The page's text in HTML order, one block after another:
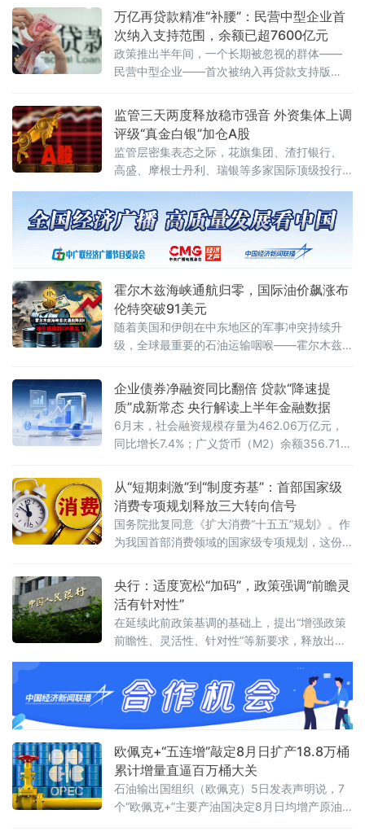
企业尤其是中小科
万亿再贷款精准“补腰”：民营中型企业首
次纳入支持范围，余额已超7600亿元
政策推出半年间，一个长期被忽视的群体——
民营中型企业——首次被纳入再贷款支持版
打破。
监管三天两度释放稳市强音 外资集体上调
评级“真金白银”加仓A股
监管层密集表态之际，花旗集团、渣打银行、
高盛、摩根士丹利、瑞银等多家国际顶级投行
实际行动表达对中国资产的乐观态度。
霍尔木兹海峡通航归零，国际油价飙涨布
伦特突破91美元
随着美国和伊朗在中东地区的军事冲突持续升
级，全球最重要的石油运输咽喉——霍尔木兹
期货19日在开始新一周交易后价格显著上涨，
布伦特原油期货价格突破每桶90美元关口。截
至美东时间19日18时15分，纽约商品交易所8
月交货的轻质原油期货价格最高升至每桶85.17
美元，上涨2.68美元，涨幅为3.25%；9月交货
企业债券净融资同比翻倍 贷款“降速提
质”成新常态 央行解读上半年金融数据
6月末，社会融资规模存量为462.06万亿元，
同比增长7.4%；广义货币（M2）余额356.71万
亿元，同比增长5.2%。上半年，社会融资规模
增量累计为20.84万亿元，人民币贷款增加
10.72万亿元。同日，国务院新闻办公室举行新
闻发布会，中国人民银行新闻发
从“短期刺激”到“制度夯基”：首部国家级
消费专项规划释放三大转向信号
国务院批复同意《扩大消费“十五五”规划》。作
为我国首部消费领域的国家级专项规划，这份
亿元左右的目标，围绕6个方面部署了28条重点
任务举措，勾勒出一幅“扩量”与“提质”并行的消
费高质量发展蓝图。多位专家指出，规划的深
层意义在于促消费逻辑正发生系统性转变——
从“刺激”转向“夯基”，从“补缺”
央行：适度宽松“加码”，政策强调“前瞻灵
活有针对性”
在延续此前政策基调的基础上，提出“增强政策
前瞻性、灵活性、针对性”等新要求，释放出宏
外挑战 明确政策总基调会议认为，今年以来宏
欧佩克+“五连增”敲定8月日扩产18.8万桶
累计增量直逼百万桶大关
石油输出国组织（欧佩克）5日发表声明说，7
个“欧佩克+”主要产油国决定8月日均增产原油